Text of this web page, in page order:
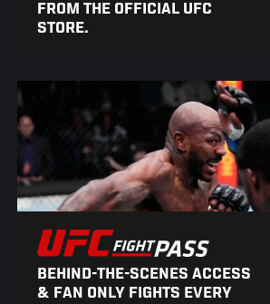
FROM THE OFFICIAL UFC
STORE.
BEHIND-THE-SCENES ACCESS
& FAN ONLY FIGHTS EVERY